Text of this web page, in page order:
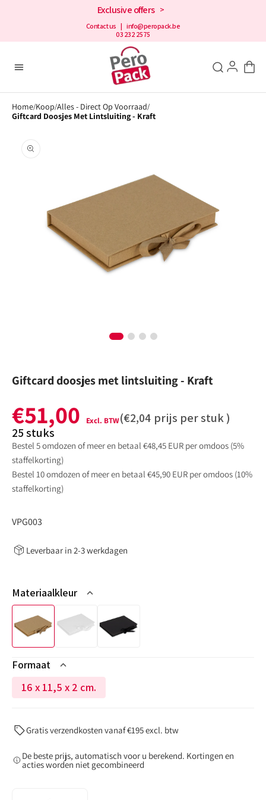
Exclusive offers >
Contact us | info@peropack.be
03 232 2575
Home/Koop/Alles - Direct Op Voorraad/
Giftcard Doosjes Met Lintsluiting - Kraft
aanbevolen
media
in
de
Giftcard doosjes met lintsluiting - Kraft
Normale
prijs
€51,00 (€2,04 prijs per stuk )
25stuks
Bestel 5 omdozen of meer en betaal €48,45 EUR per omdoos (5%
staffelkorting)
Bestel 10 omdozen of meer en betaal €45,90 EUR per omdoos (10%
staffelkorting)
:VPG003
Leverbaar in 2-3 werkdagen
Materiaalkleur
Formaat
16 x 11,5 x 2 cm.
Variant
voorraad
of
niet
Gratis verzendkosten vanaf €195 excl. btw
De beste prijs, automatisch voor u berekend. Kortingen en
acties worden niet gecombineerd